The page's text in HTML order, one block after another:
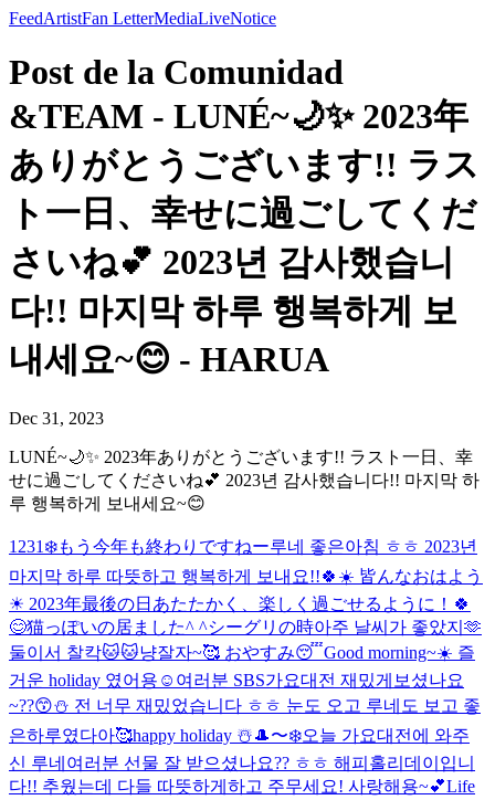
FeedArtistFan LetterMediaLiveNotice
Post de la Comunidad
&TEAM - LUNÉ~🌙✨️ 2023年
ありがとうございます!! ラス
ト一日、幸せに過ごしてくだ
さいね💕︎ 2023년 감사했습니
다!! 마지막 하루 행복하게 보
내세요~😊 - HARUA
Dec 31, 2023
LUNÉ~🌙✨️ 2023年ありがとうございます!! ラスト一日、幸
せに過ごしてくださいね💕︎ 2023년 감사했습니다!! 마지막 하
루 행복하게 보내세요~😊
1231❄️もう今年も終わりですねー루네 좋은아침 ㅎㅎ 2023년
마지막 하루 따뜻하고 행복하게 보내요!!🍀☀️ 皆んなおはよう
☀ 2023年最後の日あたたかく、楽しく過ごせるように！🍀
😊猫っぽいの居ました^ ^シーグリの時아주 날씨가 좋았지🫶
둘이서 찰칵🐱🐱냥잘자~🥰 おやすみ😴Good morning~☀️ 즐
거운 holiday 였어용☺️ 여러분 SBS가요대전 재밌게보셨나요
~??😙⛄️ 전 너무 재밌었습니다 ㅎㅎ 눈도 오고 루네도 보고 좋
은하루였다아🥰happy holiday ☃️🎩〜❄️오늘 가요대전에 와주
신 루네여러분 선물 잘 받으셨나요?? ㅎㅎ 해피홀리데이입니
다!! 추웠는데 다들 따뜻하게하고 주무세요! 사랑해용~💕Life